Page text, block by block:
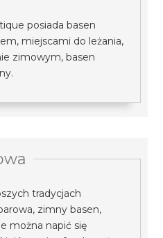
posiada basen
miejscami do leżania,
zimowym, basen
tradycjach
zimny basen,
można napić się